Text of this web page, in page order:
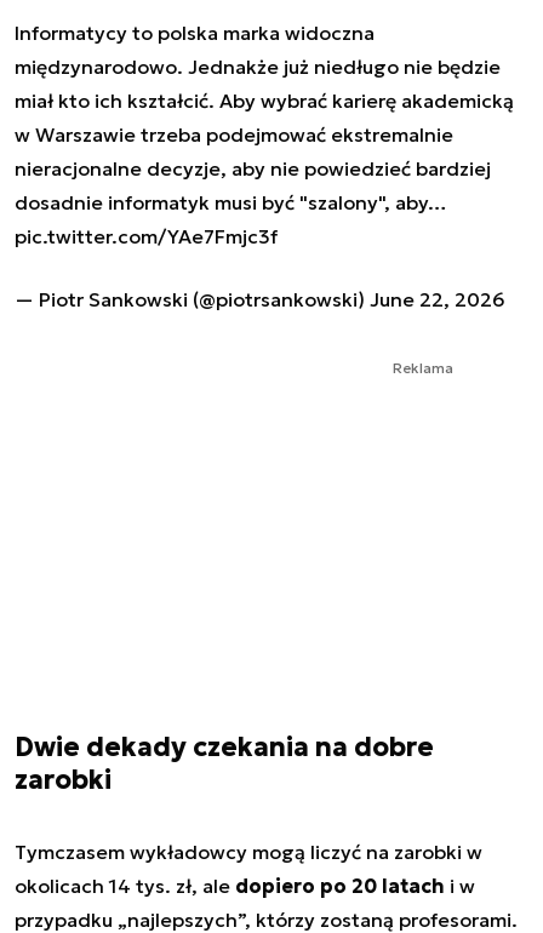
Informatycy to polska marka widoczna
międzynarodowo. Jednakże już niedługo nie będzie
miał kto ich kształcić. Aby wybrać karierę akademicką
w Warszawie trzeba podejmować ekstremalnie
nieracjonalne decyzje, aby nie powiedzieć bardziej
dosadnie informatyk musi być "szalony", aby…
pic.twitter.com/YAe7Fmjc3f
— Piotr Sankowski (@piotrsankowski) June 22, 2026
Reklama
Dwie dekady czekania na dobre
zarobki
Tymczasem wykładowcy mogą liczyć na zarobki w
okolicach 14 tys. zł, ale dopiero po 20 latach i w
przypadku „najlepszych”, którzy zostaną profesorami.